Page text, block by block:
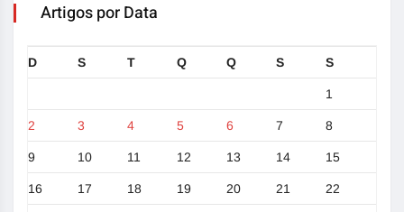
Artigos por Data
D S T Q Q S S
1
2 3 4 5 6 7 8
9 10 11 12 13 14 15
16 17 18 19 20 21 22